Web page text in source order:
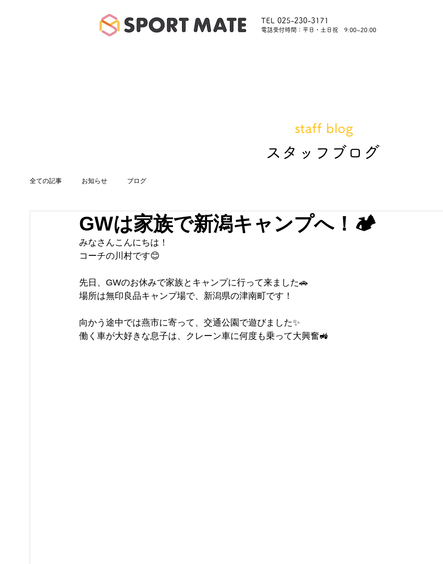
TEL 025-230-3171
​電話受付時間：平日・土日祝 9:00~20:00
全ての記事 お知らせ ブログ
GWは家族で新潟キャンプへ！🏕️
みなさんこんにちは！
コーチの川村です😊
先日、GWのお休みで家族とキャンプに行って来ました🚗
場所は無印良品キャンプ場で、新潟県の津南町です！
向かう途中では燕市に寄って、交通公園で遊びました✨
働く車が大好きな息子は、クレーン車に何度も乗って大興奮🚜
​スタッフブログ
staff blog